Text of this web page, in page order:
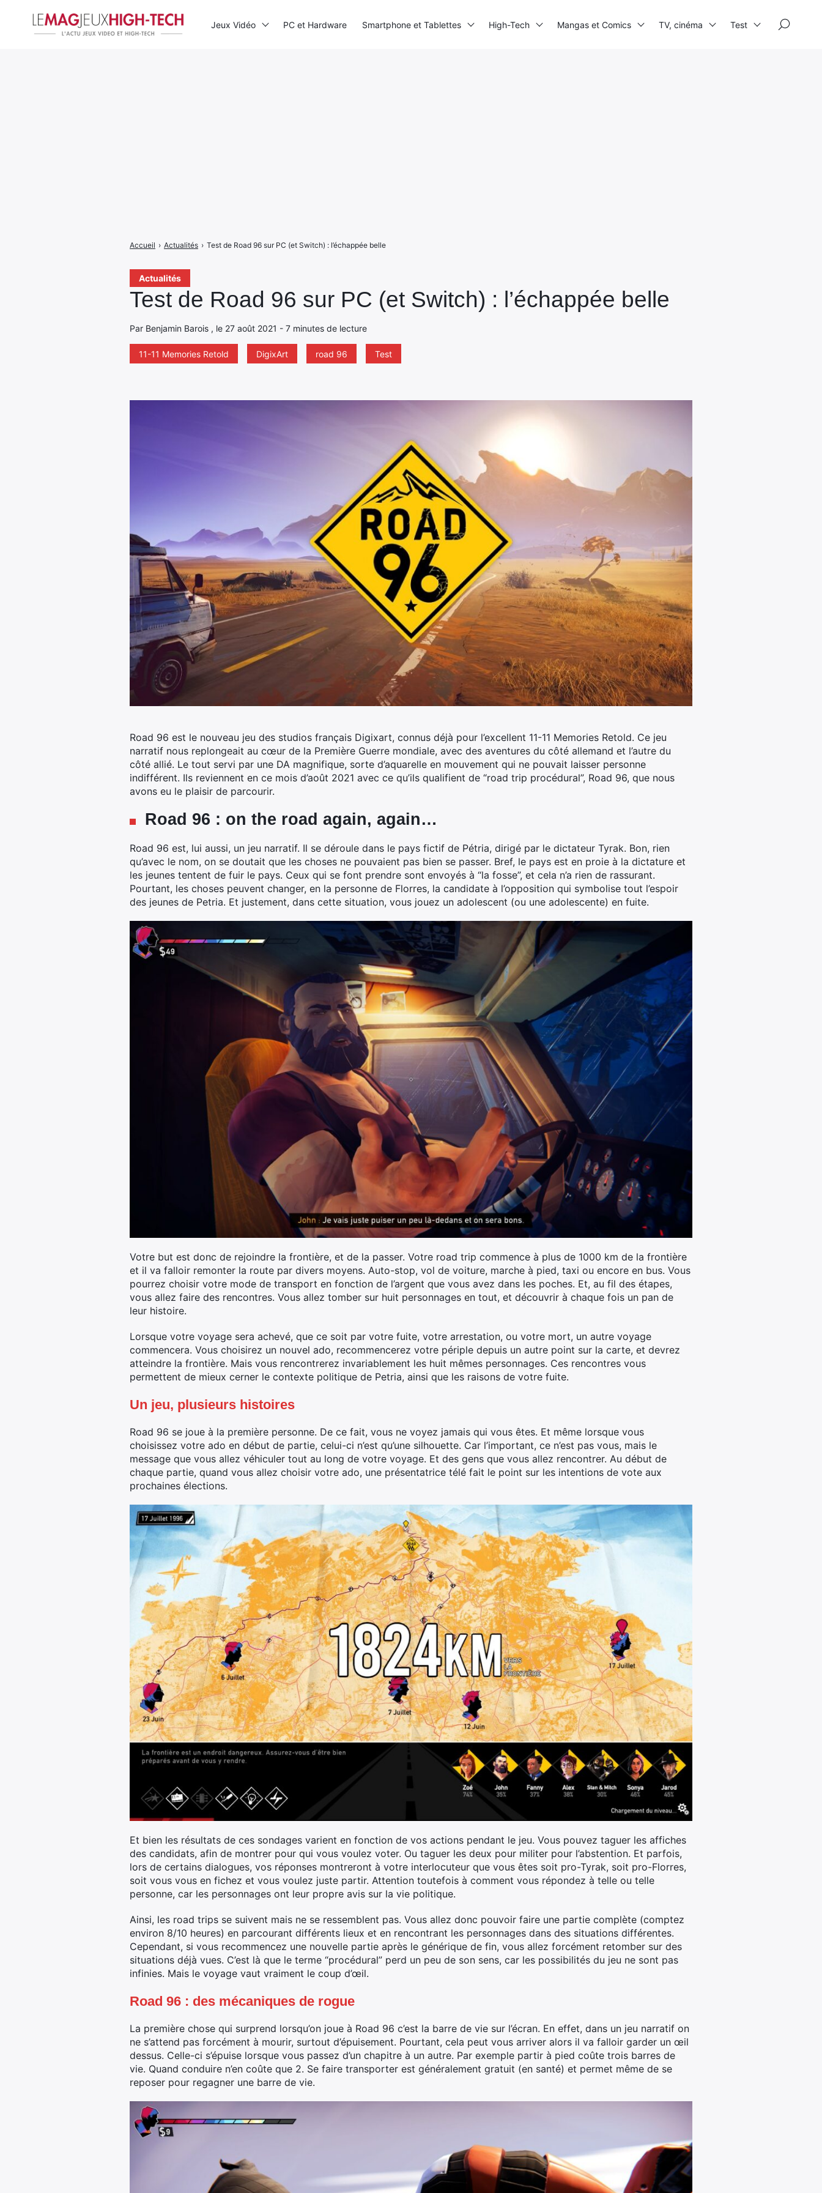
Actualités
Test de Road 96 sur PC (et Switch) : l’échappée belle
Par Benjamin Barois , le 27 août 2021 - 7 minutes de lecture
11-11 Memories Retold DigixArt road 96 Test
Accueil › Actualités › Test de Road 96 sur PC (et Switch) : l’échappée belle
Road 96 est le nouveau jeu des studios français Digixart, connus déjà pour l’excellent 11-11 Memories Retold. Ce jeu
narratif nous replongeait au cœur de la Première Guerre mondiale, avec des aventures du côté allemand et l’autre du
côté allié. Le tout servi par une DA magnifique, sorte d’aquarelle en mouvement qui ne pouvait laisser personne
indifférent. Ils reviennent en ce mois d’août 2021 avec ce qu’ils qualifient de “road trip procédural”, Road 96, que nous
avons eu le plaisir de parcourir.
Road 96 : on the road again, again…
Road 96 est, lui aussi, un jeu narratif. Il se déroule dans le pays fictif de Pétria, dirigé par le dictateur Tyrak. Bon, rien
qu’avec le nom, on se doutait que les choses ne pouvaient pas bien se passer. Bref, le pays est en proie à la dictature et
les jeunes tentent de fuir le pays. Ceux qui se font prendre sont envoyés à “la fosse”, et cela n’a rien de rassurant.
Pourtant, les choses peuvent changer, en la personne de Florres, la candidate à l’opposition qui symbolise tout l’espoir
des jeunes de Petria. Et justement, dans cette situation, vous jouez un adolescent (ou une adolescente) en fuite.
Votre but est donc de rejoindre la frontière, et de la passer. Votre road trip commence à plus de 1000 km de la frontière
et il va falloir remonter la route par divers moyens. Auto-stop, vol de voiture, marche à pied, taxi ou encore en bus. Vous
pourrez choisir votre mode de transport en fonction de l’argent que vous avez dans les poches. Et, au fil des étapes,
vous allez faire des rencontres. Vous allez tomber sur huit personnages en tout, et découvrir à chaque fois un pan de
leur histoire.
Lorsque votre voyage sera achevé, que ce soit par votre fuite, votre arrestation, ou votre mort, un autre voyage
commencera. Vous choisirez un nouvel ado, recommencerez votre périple depuis un autre point sur la carte, et devrez
atteindre la frontière. Mais vous rencontrerez invariablement les huit mêmes personnages. Ces rencontres vous
permettent de mieux cerner le contexte politique de Petria, ainsi que les raisons de votre fuite.
Un jeu, plusieurs histoires
Road 96 se joue à la première personne. De ce fait, vous ne voyez jamais qui vous êtes. Et même lorsque vous
choisissez votre ado en début de partie, celui-ci n’est qu’une silhouette. Car l’important, ce n’est pas vous, mais le
message que vous allez véhiculer tout au long de votre voyage. Et des gens que vous allez rencontrer. Au début de
chaque partie, quand vous allez choisir votre ado, une présentatrice télé fait le point sur les intentions de vote aux
prochaines élections.
Et bien les résultats de ces sondages varient en fonction de vos actions pendant le jeu. Vous pouvez taguer les affiches
des candidats, afin de montrer pour qui vous voulez voter. Ou taguer les deux pour militer pour l’abstention. Et parfois,
lors de certains dialogues, vos réponses montreront à votre interlocuteur que vous êtes soit pro-Tyrak, soit pro-Florres,
soit vous vous en fichez et vous voulez juste partir. Attention toutefois à comment vous répondez à telle ou telle
personne, car les personnages ont leur propre avis sur la vie politique.
Ainsi, les road trips se suivent mais ne se ressemblent pas. Vous allez donc pouvoir faire une partie complète (comptez
environ 8/10 heures) en parcourant différents lieux et en rencontrant les personnages dans des situations différentes.
Cependant, si vous recommencez une nouvelle partie après le générique de fin, vous allez forcément retomber sur des
situations déjà vues. C’est là que le terme “procédural” perd un peu de son sens, car les possibilités du jeu ne sont pas
infinies. Mais le voyage vaut vraiment le coup d’œil.
Road 96 : des mécaniques de rogue
La première chose qui surprend lorsqu’on joue à Road 96 c’est la barre de vie sur l’écran. En effet, dans un jeu narratif on
ne s’attend pas forcément à mourir, surtout d’épuisement. Pourtant, cela peut vous arriver alors il va falloir garder un œil
dessus. Celle-ci s’épuise lorsque vous passez d’un chapitre à un autre. Par exemple partir à pied coûte trois barres de
vie. Quand conduire n’en coûte que 2. Se faire transporter est généralement gratuit (en santé) et permet même de se
reposer pour regagner une barre de vie.
Jeux Vidéo PC et Hardware Smartphone et Tablettes High-Tech Mangas et Comics TV, cinéma Test